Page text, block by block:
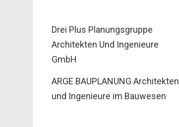
Drei Plus Planungsgruppe
Architekten Und Ingenieure
GmbH
ARGE BAUPLANUNG Architekten
und Ingenieure im Bauwesen